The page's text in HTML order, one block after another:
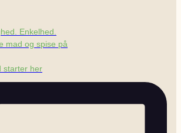
Enkelhed.
mad og spise på
starter her